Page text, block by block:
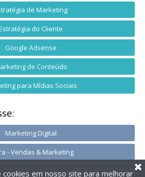
de Marketing
do Cliente
Google Adsense
de Conteúdo
para Mídias Sociais
Marketing Digital
- Vendas & Marketing
em nosso site para melhorar